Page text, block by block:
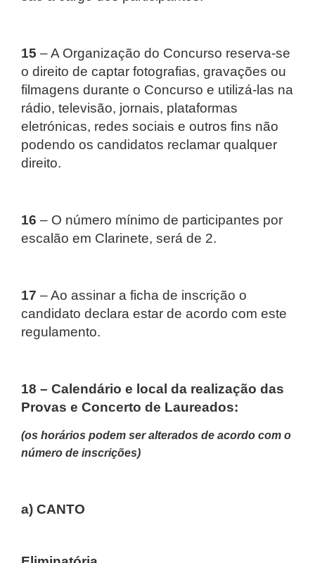
15 – A Organização do Concurso reserva-se
o direito de captar fotografias, gravações ou
filmagens durante o Concurso e utilizá-las na
rádio, televisão, jornais, plataformas
eletrónicas, redes sociais e outros fins não
podendo os candidatos reclamar qualquer
direito.
16 – O número mínimo de participantes por
escalão em Clarinete, será de 2.
17 – Ao assinar a ficha de inscrição o
candidato declara estar de acordo com este
regulamento.
18 – Calendário e local da realização das
Provas e Concerto de Laureados:
(os horários podem ser alterados de acordo com o
número de inscrições)
a) CANTO